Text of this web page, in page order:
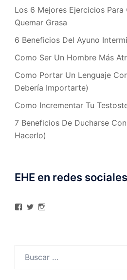
Los 6 Mejores Ejercicios Para
Quemar Grasa
6 Beneficios Del Ayuno
Como Ser Un Hombre Más
Como Portar Un Lenguaje
Debería Importarte)
Como Incrementar Tu
7 Beneficios De Ducharse
Hacerlo)
EHE en redes sociales
Ver
Facebook
Ver
TwitterInstagram